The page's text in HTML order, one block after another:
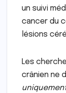
un suivi
cancer du
lésions
Les
crânien ne